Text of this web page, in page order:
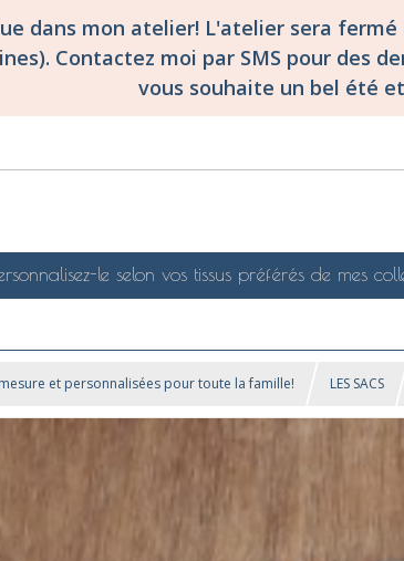
dans mon atelier! L'atelier sera
Contactez moi par SMS pour des
vous souhaite un bel été
le selon vos tissus préférés de mes
et personnalisées pour toute la famille! LES SACS